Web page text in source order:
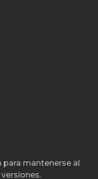
para mantenerse al